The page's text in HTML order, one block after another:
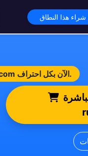
إعلان هام ببدء تسويق الموقع الأثير وعنوان الإنترنت : يتم تداول وشروع صفقات للنطاق Ruhuang.com الآن بكل احتراف.